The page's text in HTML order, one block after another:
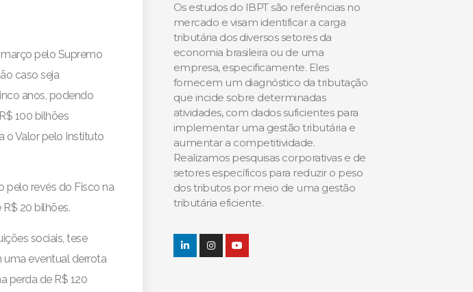
pelo Supremo
caso seja
anos, podendo
100 bilhões
o Valor pelo Instituto
pelo revés do Fisco na
20 bilhões.
sociais, tese
uma eventual derrota
perda de R$ 120
Os estudos do IBPT são referências no
mercado e visam identificar a carga
tributária dos diversos setores da
economia brasileira ou de uma
empresa, especificamente. Eles
fornecem um diagnóstico da tributação
que incide sobre determinadas
atividades, com dados suficientes para
implementar uma gestão tributária e
aumentar a competitividade.
Realizamos pesquisas corporativas e de
setores específicos para reduzir o peso
dos tributos por meio de uma gestão
tributária eficiente.